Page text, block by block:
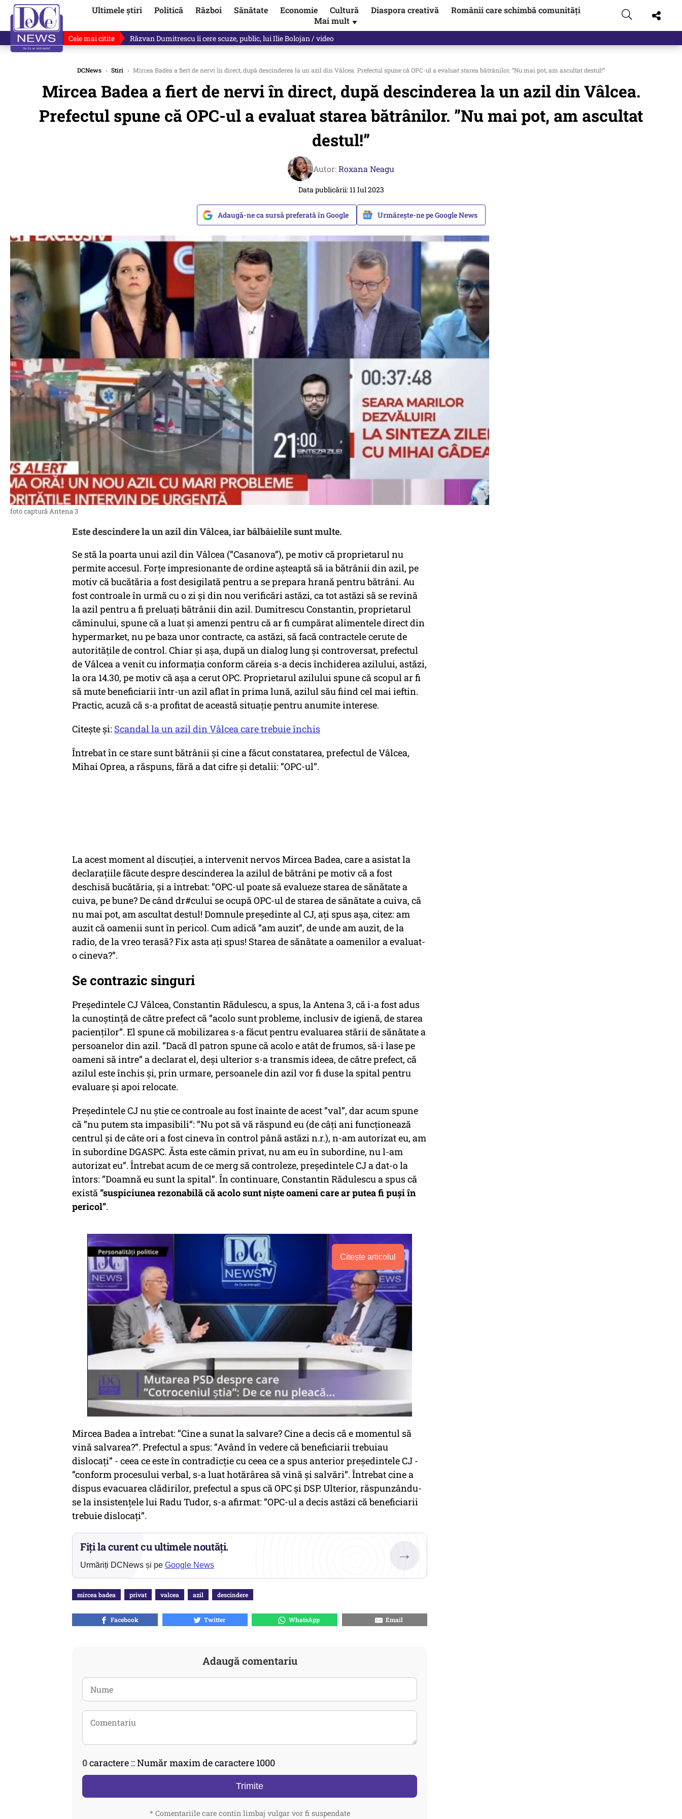
Ultimele știri Politică Război Sănătate Economie Cultură Diaspora creativă
Românii care schimbă comunități
Mai mult ▼
Cele mai citite Ultimele informații după atacul asupra ANCPI. Când va fi pus sistemul în funcțiune
DCNews › Stiri › Mircea Badea a fiert de nervi în direct, după descinderea la un azil din Vâlcea. Prefectul spune că OPC-ul a evaluat starea bătrânilor. ”Nu mai pot, am ascultat destul!”
Mircea Badea a fiert de nervi în direct, după descinderea la un azil din Vâlcea.
Prefectul spune că OPC-ul a evaluat starea bătrânilor. ”Nu mai pot, am ascultat
destul!”
Autor:Roxana Neagu
Data publicării: 11 Iul 2023
Adaugă-ne ca sursă preferată în Google Urmărește-ne pe Google News
foto captură Antena 3
Este descindere la un azil din Vâlcea, iar bâlbâielile sunt multe.
Se stă la poarta unui azil din Vâlcea (”Casanova”), pe motiv că proprietarul nu
permite accesul. Forțe impresionante de ordine așteaptă să ia bătrânii din azil, pe
motiv că bucătăria a fost desigilată pentru a se prepara hrană pentru bătrâni. Au
fost controale în urmă cu o zi și din nou verificări astăzi, ca tot astăzi să se revină
la azil pentru a fi preluați bătrânii din azil. Dumitrescu Constantin, proprietarul
căminului, spune că a luat și amenzi pentru că ar fi cumpărat alimentele direct din
hypermarket, nu pe baza unor contracte, ca astăzi, să facă contractele cerute de
autoritățile de control. Chiar și așa, după un dialog lung și controversat, prefectul
de Vâlcea a venit cu informația conform căreia s-a decis închiderea azilului, astăzi,
la ora 14.30, pe motiv că așa a cerut OPC. Proprietarul azilului spune că scopul ar fi
să mute beneficiarii într-un azil aflat în prima lună, azilul său fiind cel mai ieftin.
Practic, acuză că s-a profitat de această situație pentru anumite interese.
Citește și: Scandal la un azil din Vâlcea care trebuie închis
Întrebat în ce stare sunt bătrânii și cine a făcut constatarea, prefectul de Vâlcea,
Mihai Oprea, a răspuns, fără a dat cifre și detalii: ”OPC-ul”.
La acest moment al discuției, a intervenit nervos Mircea Badea, care a asistat la
declarațiile făcute despre descinderea la azilul de bătrâni pe motiv că a fost
deschisă bucătăria, și a întrebat: ”OPC-ul poate să evalueze starea de sănătate a
cuiva, pe bune? De când dr#cului se ocupă OPC-ul de starea de sănătate a cuiva, că
nu mai pot, am ascultat destul! Domnule președinte al CJ, ați spus așa, citez: am
auzit că oamenii sunt în pericol. Cum adică ”am auzit”, de unde am auzit, de la
radio, de la vreo terasă? Fix asta ați spus! Starea de sănătate a oamenilor a evaluat-
o cineva?”.
Se contrazic singuri
Președintele CJ Vâlcea, Constantin Rădulescu, a spus, la Antena 3, că i-a fost adus
la cunoștință de către prefect că ”acolo sunt probleme, inclusiv de igienă, de starea
pacienților”. El spune că mobilizarea s-a făcut pentru evaluarea stării de sănătate a
persoanelor din azil. ”Dacă dl patron spune că acolo e atât de frumos, să-i lase pe
oameni să intre” a declarat el, deși ulterior s-a transmis ideea, de către prefect, că
azilul este închis și, prin urmare, persoanele din azil vor fi duse la spital pentru
evaluare și apoi relocate.
Președintele CJ nu știe ce controale au fost înainte de acest ”val”, dar acum spune
că ”nu putem sta impasibili”: ”Nu pot să vă răspund eu (de câți ani funcționează
centrul și de câte ori a fost cineva în control până astăzi n.r.), n-am autorizat eu, am
în subordine DGASPC. Ăsta este cămin privat, nu am eu în subordine, nu l-am
autorizat eu”. Întrebat acum de ce merg să controleze, președintele CJ a dat-o la
întors: ”Doamnă eu sunt la spital”. În continuare, Constantin Rădulescu a spus că
există”suspiciunea rezonabilă că acolo sunt niște oameni care ar putea fi puși în
pericol”.
Citește articolul
Mircea Badea a întrebat: ”Cine a sunat la salvare? Cine a decis că e momentul să
vină salvarea?”. Prefectul a spus: ”Având în vedere că beneficiarii trebuiau
dislocați” - ceea ce este în contradicție cu ceea ce a spus anterior președintele CJ -
”conform procesului verbal, s-a luat hotărârea să vină și salvări”. Întrebat cine a
dispus evacuarea clădirilor, prefectul a spus că OPC și DSP. Ulterior, răspunzându-
se la insistențele lui Radu Tudor, s-a afirmat: ”OPC-ul a decis astăzi că beneficiarii
trebuie dislocați”.
Fiți la curent cu ultimele noutăți.
Urmăriți DCNews și pe Google News
→
mircea badea privat valcea azil descindere
Facebook Twitter WhatsApp Email
Adaugă comentariu
0caractere :: Număr maxim de caractere 1000
Trimite
* Comentariile care contin limbaj vulgar vor fi suspendate